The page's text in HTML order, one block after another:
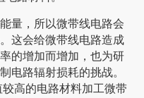
量，所以微带线电路会
这会给微带线电路造成
的增加而增加，也为研
电路辐射损耗的挑战。
高的电路材料加工微带